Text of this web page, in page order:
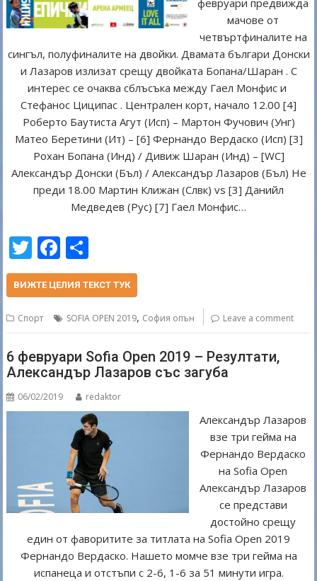
мачове от
четвъртфиналите на
сингъл, полуфиналите на двойки. Двамата българи Донски
и Лазаров излизат срещу двойката Бопана/Шаран . С
интерес се очаква сблъсъка между Гаел Монфис и
Стефанос Циципас . Централен корт, начало 12.00 [4]
Роберто Баутиста Агут (Исп) – Мартон Фучович (Унг)
Матео Беретини (Ит) – [6] Фернандо Вердаско (Исп) [3]
Рохан Бопана (Инд) / Дивиж Шаран (Инд) – [WC]
Александър Донски (Бъл) / Александър Лазаров (Бъл) Не
преди 18.00 Мартин Клижан (Слвк) vs [3] Данийл
Медведев (Рус) [7] Гаел Монфис…
T
w
itt
er
F
ac
e
b
o
o
k
h
ar
e
ВИЖТЕ ЦЕЛИЯ ТЕКСТ ТУК
Спорт SOFIA OPEN 2019, София опън Leave a comment
6 февруари Sofia Open 2019 – Резултати,
Александър Лазаров със загуба
06/02/2019 redaktor
Александър Лазаров
взе три гейма на
Фернандо Вердаско
на Sofia Open
Александър Лазаров
се представи
достойно срещу
един от фаворитите за титлата на Sofia Open 2019
Фернандо Вердаско. Нашето момче взе три гейма на
испанеца и отстъпи с 2-6, 1-6 за 51 минути игра.